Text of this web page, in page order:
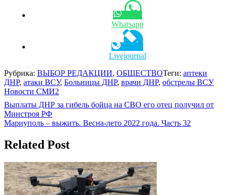
Whatsapp
Livejournal
Рубрика: ВЫБОР РЕДАКЦИИ, ОБЩЕСТВОТеги: аптеки
ДНР, атаки ВСУ, Больницы ДНР, врачи ДНР, обстрелы ВСУ
Новости СМИ2
Навигация
по
Выплаты ДНР за гибель бойца на СВО его отец получил от
Минстроя РФ
Мариуполь – выжить. Весна-лето 2022 года. Часть 32
Related Post